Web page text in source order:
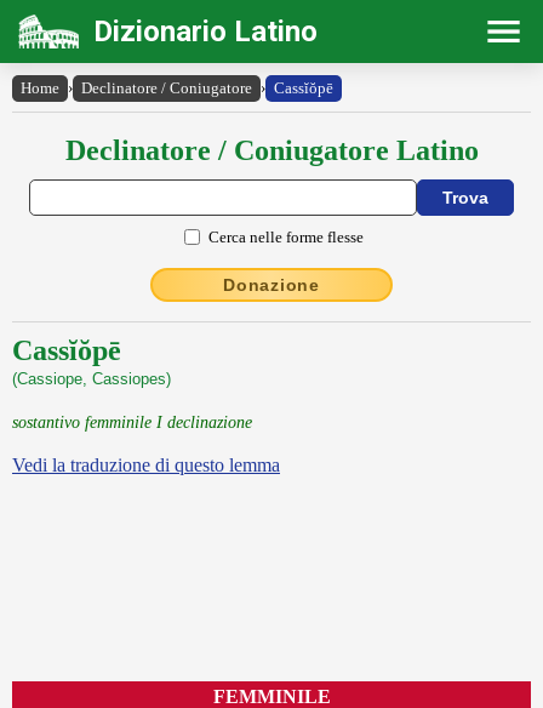
Dizionario Latino
Home › Declinatore / Coniugatore › Cassĭŏpē
Declinatore / Coniugatore Latino
Cerca nelle forme flesse
Donazione
Cassĭŏpē
(Cassiope, Cassiopes)
sostantivo femminile I declinazione
Vedi la traduzione di questo lemma
FEMMINILE